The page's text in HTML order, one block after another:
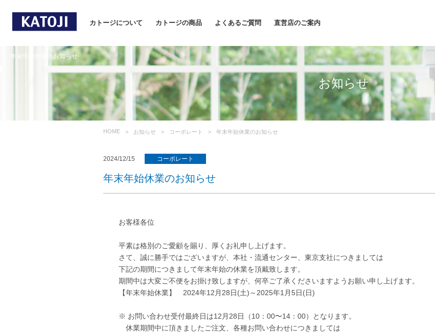
カトージについて カトージの商品 よくあるご質問
直営店のご案内
年末年始休業のお知らせ
お知らせ
HOME お知らせ コーポレート 年末年始休業のお知らせ
2024/12/15 コーポレート
年末年始休業のお知らせ
お客様各位
平素は格別のご愛顧を賜り、厚くお礼申し上げます。
さて、誠に勝手ではございますが、本社・流通センター、東京支社につきましては
下記の期間につきまして年末年始の休業を頂戴致します。
期間中は大変ご不便をお掛け致しますが、何卒ご了承くださいますようお願い申し上げます。
【年末年始休業】 2024年12月28日(土)～2025年1月5日(日)
※ お問い合わせ受付最終日は12月28日（10：00〜14：00）となります。
休業期間中に頂きましたご注文、各種お問い合わせにつきましては